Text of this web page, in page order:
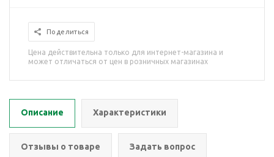
Поделиться
Цена действительна только для интернет-магазина и
может отличаться от цен в розничных магазинах
Описание Характеристики
Отзывы о товаре Задать вопрос